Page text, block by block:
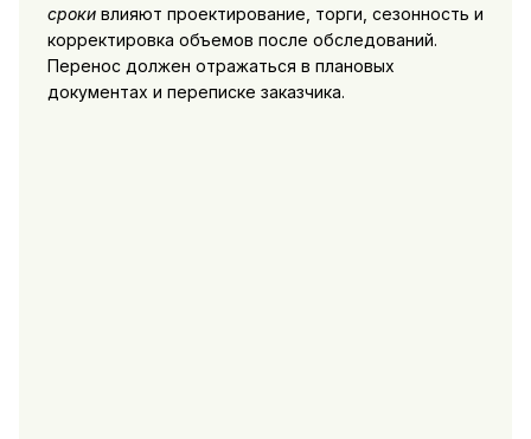
срокивлияют проектирование, торги, сезонность и
корректировка объемов после обследований.
Перенос должен отражаться в плановых
документах и переписке заказчика.